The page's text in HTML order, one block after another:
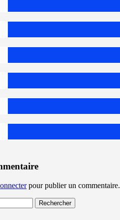
pour publier un commentaire.